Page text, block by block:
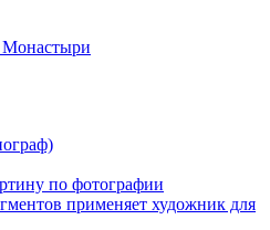
по фотографии
применяет художник для